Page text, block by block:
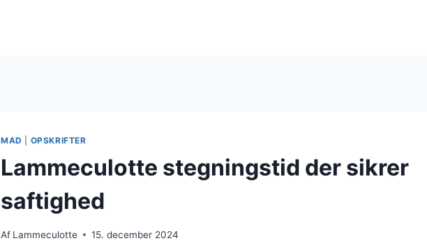
MAD OPSKRIFTER
Lammeculotte stegningstid der sikrer
saftighed
Af Lammeculotte 15. december 2024